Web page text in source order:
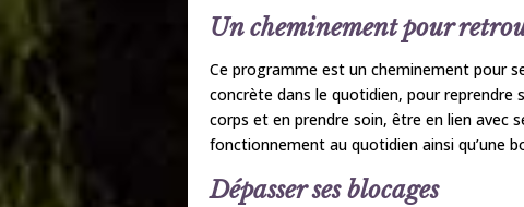
Un cheminement pour
Ce programme est un cheminement pour
concrète dans le quotidien, pour
corps et en prendre soin, être en lien avec
fonctionnement au quotidien ainsi qu’une
Dépasser ses blocages